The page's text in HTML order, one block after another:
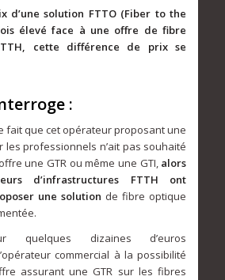
d’une solution FTTO (Fiber to the
élevé face à une offre de fibre
cette différence de prix se
:
fait que cet opérateur proposant une
professionnels n’ait pas souhaité
une GTR ou même une GTI, alors
d’infrastructures FTTH ont
une solution de fibre optique
dizaines d’euros
commercial à la possibilité
assurant une GTR sur les fibres